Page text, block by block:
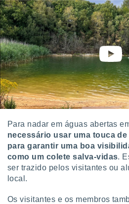
na
o
de
num
para
Para nadar em águas abertas
necessário usar uma touca
para garantir uma boa
como um colete salva-vidas.
ser trazido pelos visitantes ou
local.
Os visitantes e os membros